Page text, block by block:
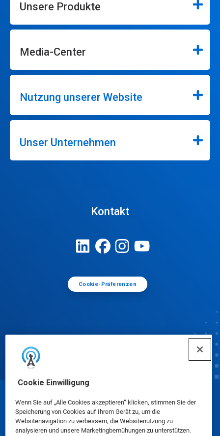
Cookie Einwilligung
Wenn Sie auf „Alle Cookies akzeptieren“ klicken, stimmen Sie der
Speicherung von Cookies auf Ihrem Gerät zu, um die
Websitenavigation zu verbessern, die Websitenutzung zu
analysieren und unsere Marketingbemühungen zu unterstützen.
Unsere Produkte
Media-Center
Nutzung unserer Website
Unser Unternehmen
Kontakt
Cookie-Präferenzen
© Ecolab Inc. 2025
Sicherheitsdatenblätter|Datenschutzrichtlinie